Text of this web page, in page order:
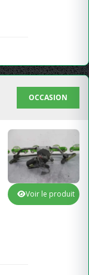
OCCASION
Voir le produit